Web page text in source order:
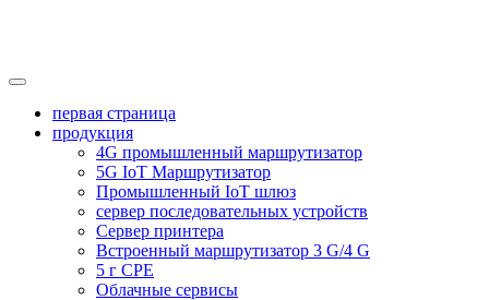
первая страница
продукция
4G промышленный маршрутизатор
5G IoT Маршрутизатор
Промышленный IoT шлюз
сервер последовательных устройств
Сервер принтера
Встроенный маршрутизатор 3 G/4 G
5 г CPE
Облачные сервисы